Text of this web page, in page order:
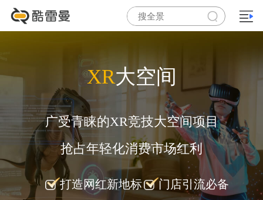
XR大空间
广受青睐的XR竞技大空间项目
抢占年轻化消费市场红利
打造网红新地标
门店引流必备